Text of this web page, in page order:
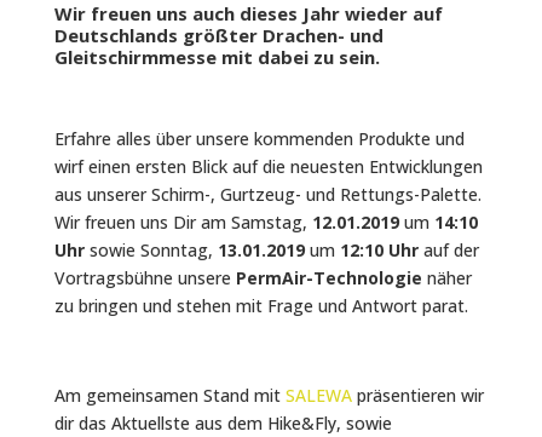
Wir freuen uns auch dieses Jahr wieder auf
Deutschlands größter Drachen- und
Gleitschirmmesse mit dabei zu sein.
Erfahre alles über unsere kommenden Produkte und
wirf einen ersten Blick auf die neuesten Entwicklungen
aus unserer Schirm-, Gurtzeug- und Rettungs-Palette.
Wir freuen uns Dir am Samstag, 12.01.2019um 14:10
Uhrsowie Sonntag, 13.01.2019um 12:10 Uhrauf der
Vortragsbühne unsere PermAir-Technologie näher
zu bringen und stehen mit Frage und Antwort parat.
Am gemeinsamen Stand mit SALEWApräsentieren wir
dir das Aktuellste aus dem Hike&Fly, sowie